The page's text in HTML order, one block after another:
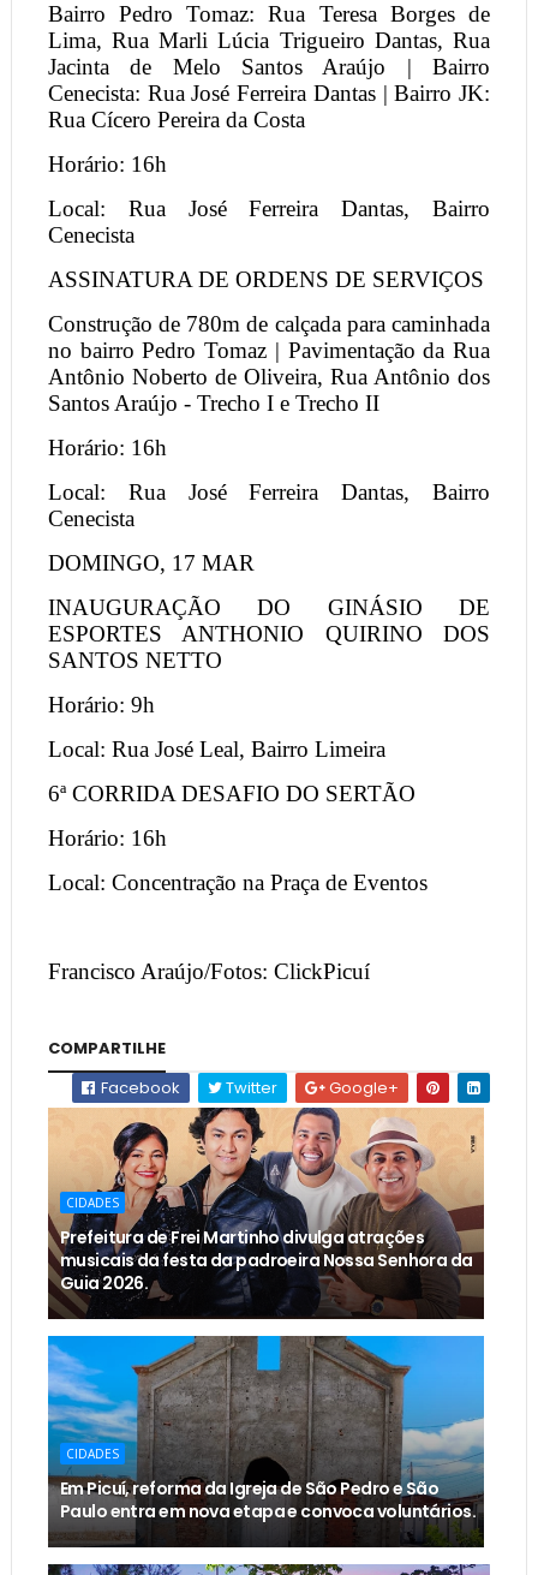
Bairro Pedro Tomaz: Rua Teresa Borges de
Lima, Rua Marli Lúcia Trigueiro Dantas, Rua
Jacinta de Melo Santos Araújo | Bairro
Cenecista: Rua José Ferreira Dantas | Bairro JK:
Rua Cícero Pereira da Costa
Horário: 16h
Local: Rua José Ferreira Dantas, Bairro
Cenecista
ASSINATURA DE ORDENS DE SERVIÇOS
Construção de 780m de calçada para caminhada
no bairro Pedro Tomaz | Pavimentação da Rua
Antônio Noberto de Oliveira, Rua Antônio dos
Santos Araújo - Trecho I e Trecho II
Horário: 16h
Local: Rua José Ferreira Dantas, Bairro
Cenecista
DOMINGO, 17 MAR
INAUGURAÇÃO DO GINÁSIO DE
ESPORTES ANTHONIO QUIRINO DOS
SANTOS NETTO
Horário: 9h
Local: Rua José Leal, Bairro Limeira
6ª CORRIDA DESAFIO DO SERTÃO
Horário: 16h
Local: Concentração na Praça de Eventos
Francisco Araújo/Fotos: ClickPicuí
COMPARTILHE
Facebook
Twitter Google+
CIDADES
Prefeitura de Frei Martinho divulga atrações
musicais da festa da padroeira Nossa Senhora da
Guia 2026.
CIDADES
Em Picuí, reforma da Igreja de São Pedro e São
Paulo entra em nova etapa e convoca voluntários.